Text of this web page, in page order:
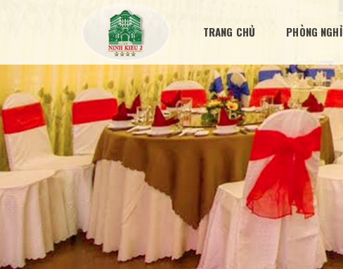
TRANG CHỦ PHÒNG NGHỈ